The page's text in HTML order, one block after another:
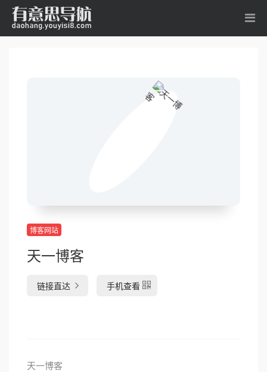
博客网站
天一博客
链接直达 手机查看
天一博客